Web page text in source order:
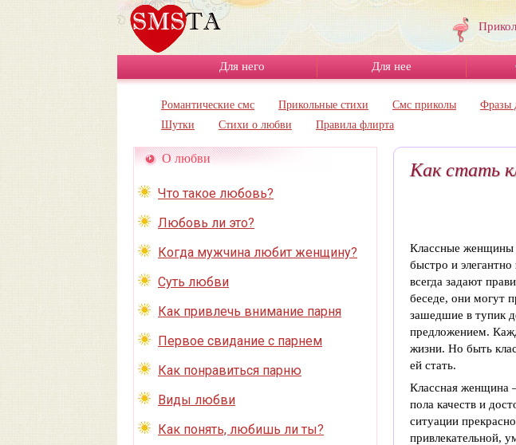
Для него Для нее
Романтические смс Прикольные стихи Смс приколы Фразы
Шутки
Стихи о любви Правила флирта
Как стать
Классные женщины
быстро и
всегда задают
беседе, они могут
зашедшие в тупик
предложением.
жизни. Но быть
ей стать.
Классная женщина
пола качеств и
ситуации
привлекательной,
О любви
Что такое любовь?
Любовь ли это?
Когда мужчина любит женщину?
Суть любви
Как привлечь внимание парня
Первое свидание с парнем
Как понравиться парню
Виды любви
Как понять, любишь ли ты?